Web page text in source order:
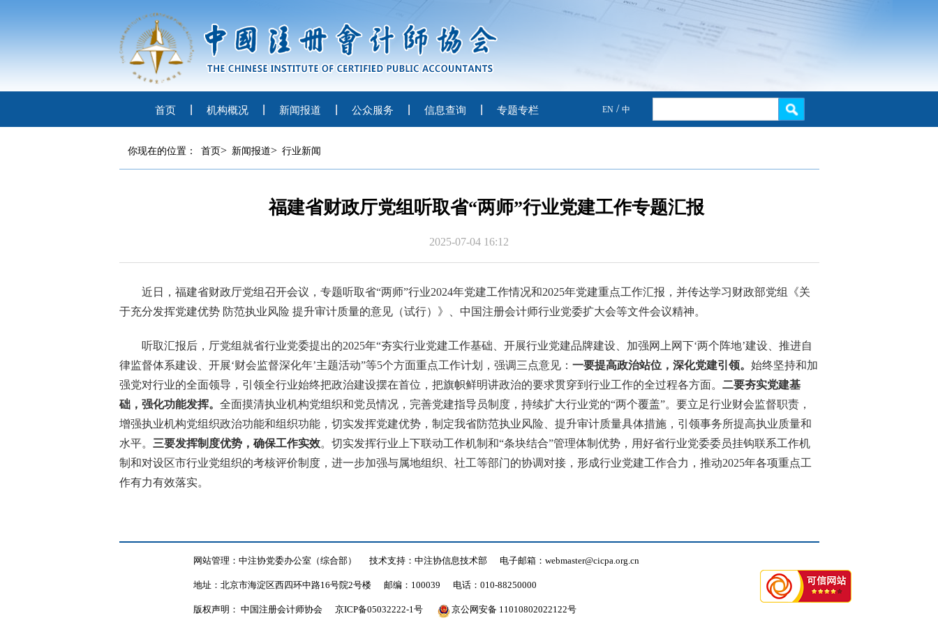
首页 机构概况 新闻报道 公众服务 信息查询 专题专栏 EN / 中
你现在的位置： 首页> 新闻报道> 行业新闻
福建省财政厅党组听取省“两师”行业党建工作专题汇报
2025-07-04 16:12
近日 ， 福建省财政厅党组召开会议，专题听取省“两师”行业2024年党建工作情况和2025年党建重点工作汇报，并传达学习财政部党组《关
于充分发挥党建优势 防范执业风险 提升审计质量的意见（试行） 》、中国注册会计师行业党委扩大会等文件会议精神。
听取汇报后，厅党组就省行业党委提出的2025年“夯实行业党建工作基础、开展行业党建品牌建设、加强网上网下‘两个阵地’建设、推进自
律监督体系建设、开展‘财会监督深化年’主题活动”等5个方面重点工作计划， 强调三点意见： 一要提高政治站位， 深化党建引领。 始终坚持和加
强党对行业的全面领导，引领全行业始终把政治建设摆在首位，把旗帜鲜明讲政治的要求贯穿到行业工作的全过程各方面。 二要夯实党建基
础，强化功能发挥。 全面摸清执业机构党组织和党员情况，完善党建指导员制度，持续扩大行业党的“两个覆盖”。要立足行业财会监督职责，
增强执业机构党组织政治功能和组织功能， 切实发挥党建优势，制定我省防范执业风险、提升审计质量具体措施，引领事务所提高执业质量和
水平。 三要发挥制度优势，确保工作实效。切实发挥行业上下联动工作机制和“条块结合”管理体制优势，用好省行业党委委员挂钩联系工作机
制和对设区市行业党组织的考核评价制度，进一步加强与属地组织、社工等部门的协调对接，形成行业党建工作合力，推动2025年各项重点工
作有力有效落实。
网站管理：中注协党委办公室（综合部） 技术支持：中注协信息技术部 电子邮箱：webmaster@cicpa.org.cn
地址：北京市海淀区西四环中路16号院2号楼 邮编：100039 电话：010-88250000
版权声明： 中国注册会计师协会 京ICP备05032222-1号 京公网安备 11010802022122号